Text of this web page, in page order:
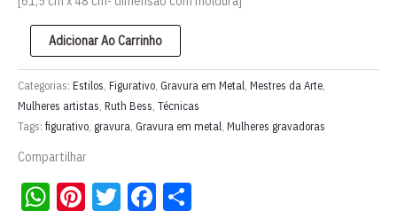
Gravura
em
metal
|
Ruth
Bess
Adicionar Ao Carrinho
Categorias: Estilos, Figurativo, Gravura em Metal, Mestres da Arte,
Mulheres artistas, Ruth Bess, Técnicas
Tags: figurativo, gravura, Gravura em metal, Mulheres gravadoras
Compartilhar
WhatsApp
Pinterest
TwitterFacebook